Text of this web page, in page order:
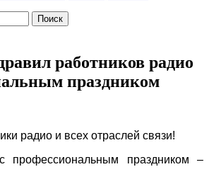
работников радио
праздником
радио и всех отраслей связи!
профессиональным праздником –